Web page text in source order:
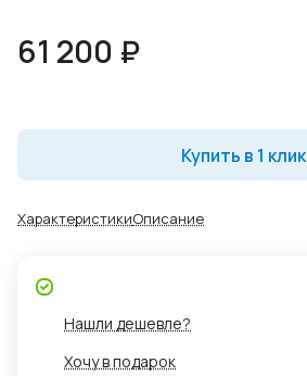
61 200 ₽
Купить в 1 клик
ХарактеристикиОписание
Нашли дешевле?
Хочу в подарок